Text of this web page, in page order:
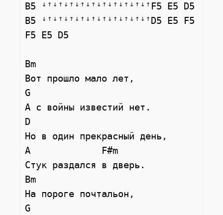
B5 ꜜꜛꜜꜛꜜꜛꜜꜛꜜꜛꜜꜛꜜꜛꜜꜛꜜꜛꜜꜛF5 E5 D5
B5 ꜜꜛꜜꜛꜜꜛꜜꜛꜜꜛꜜꜛꜜꜛꜜꜛꜜꜛꜜꜛD5 E5 F5
F5 E5 D5
Bm
Вот прошло мало лет,
G
А с войны известий нет.
D
Но в один прекрасный день,
A             F#m
Стук раздался в дверь.
Bm
На пороге почтальон,
G